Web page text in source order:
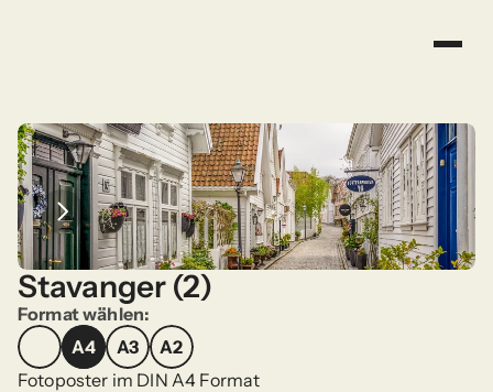
Stavanger (2)
Format wählen:
A4
A4
A3
A3
A2
A2
Fotoposter im DIN A4 Format